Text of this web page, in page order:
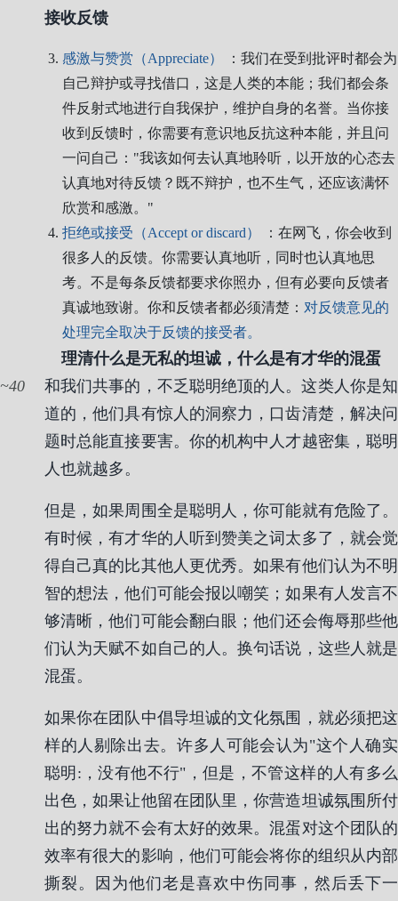
接收反馈
感激与赞赏（Appreciate）
：我们在受到批评时都会为
自己辩护或寻找借口，这是人类的本能；我们都会条
件反射式地进行自我保护，维护自身的名誉。当你接
收到反馈时，你需要有意识地反抗这种本能，并且问
一问自己："我该如何去认真地聆听，以开放的心态去
认真地对待反馈？既不辩护，也不生气，还应该满怀
欣赏和感激。"
拒绝或接受（Accept or discard）
：在网飞，你会收到
很多人的反馈。你需要认真地听，同时也认真地思
考。不是每条反馈都要求你照办，但有必要向反馈者
真诚地致谢。你和反馈者都必须清楚： 对反馈意见的
处理完全取决于反馈的接受者。
理清什么是无私的坦诚，什么是有才华的混蛋
40
和我们共事的，不乏聪明绝顶的人。这类人你是知
道的，他们具有惊人的洞察力，口齿清楚，解决问
题时总能直接要害。你的机构中人才越密集，聪明
人也就越多。
但是，如果周围全是聪明人，你可能就有危险了。
有时候，有才华的人听到赞美之词太多了，就会觉
得自己真的比其他人更优秀。如果有他们认为不明
智的想法，他们可能会报以嘲笑；如果有人发言不
够清晰，他们可能会翻白眼；他们还会侮辱那些他
们认为天赋不如自己的人。换句话说，这些人就是
混蛋。
如果你在团队中倡导坦诚的文化氛围，就必须把这
样的人剔除出去。许多人可能会认为"这个人确实
聪明:，没有他不行"，但是，不管这样的人有多么
出色，如果让他留在团队里，你营造坦诚氛围所付
出的努力就不会有太好的效果。混蛋对这个团队的
效率有很大的影响，他们可能会将你的组织从内部
撕裂。因为他们老是喜欢中伤同事，然后丢下一